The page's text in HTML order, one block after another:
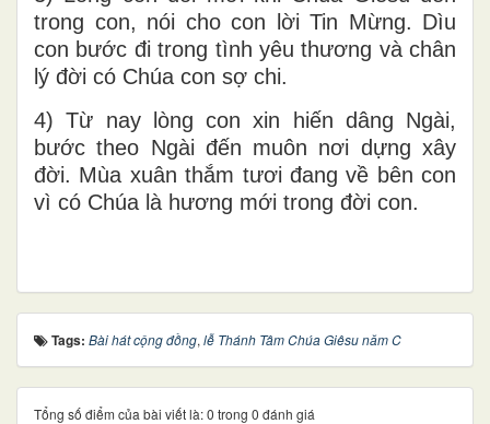
trong con, nói cho con lời Tin Mừng. Dìu
con bước đi trong tình yêu thương và chân
lý đời có Chúa con sợ chi.
4) Từ nay lòng con xin hiến dâng Ngài,
bước theo Ngài đến muôn nơi dựng xây
đời. Mùa xuân thắm tươi đang về bên con
vì có Chúa là hương mới trong đời con.
Tags: Bài hát cộng đồng, lễ Thánh Tâm Chúa Giêsu năm C
Tổng số điểm của bài viết là: 0 trong 0 đánh giá